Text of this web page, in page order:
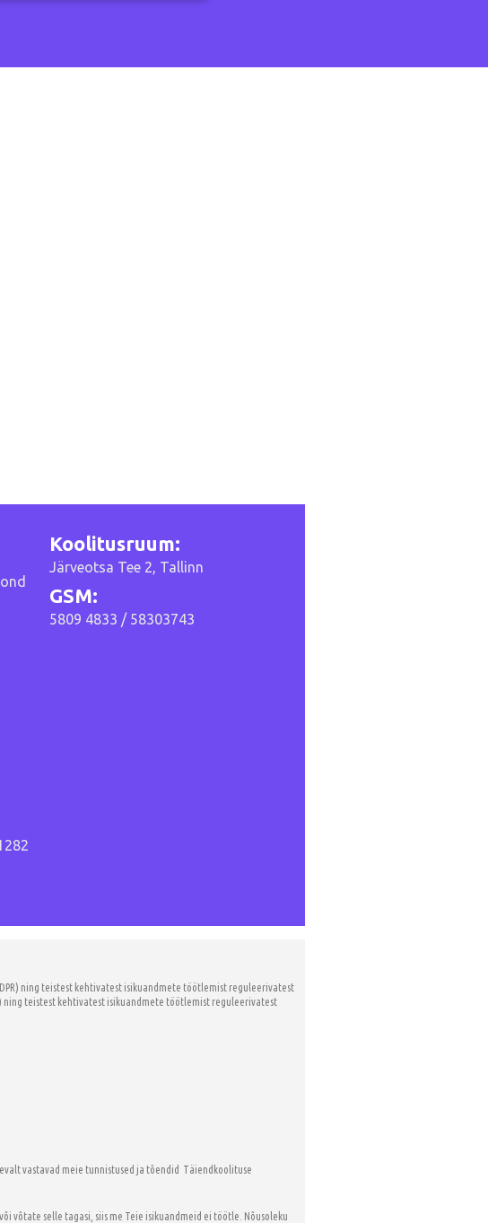
Koolitusruum:
Järveotsa Tee 2, Tallinn
GSM:
5809 4833 / 58303743
ning teistest kehtivatest isikuandmete töötlemist reguleerivatest
ning teistest kehtivatest isikuandmete töötlemist reguleerivatest
vastavad meie tunnistused ja tõendid Täiendkoolituse
võtate selle tagasi, siis me Teie isikuandmeid ei töötle. Nõusoleku